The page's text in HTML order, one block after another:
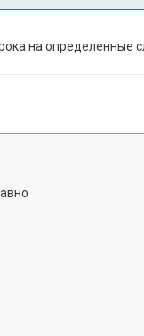
на определенные